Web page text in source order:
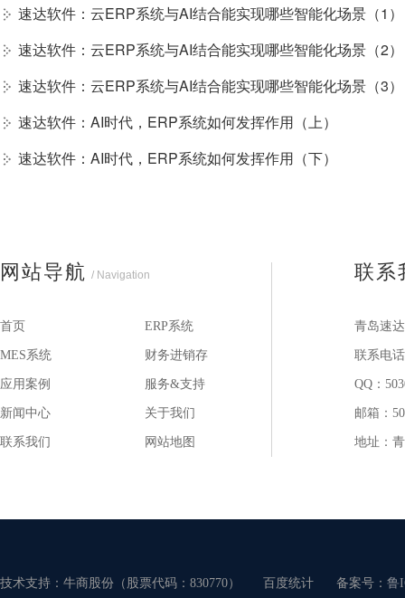
速达软件：云ERP系统与AI结合能实现哪些智能化场景（1）
速达软件：云ERP系统与AI结合能实现哪些智能化场景（2）
速达软件：云ERP系统与AI结合能实现哪些智能化场景（3）
速达软件：AI时代，ERP系统如何发挥作用（上）
速达软件：AI时代，ERP系统如何发挥作用（下）
网站导航 / Navigation
首页 ERP系统
MES系统 财务进销存
应用案例 服务&支持
新闻中心 关于我们
联系我们 网站地图
联系
青岛速
联系电话
QQ：
邮箱：
地址：
技术支持：牛商股份（股票代码：830770） 百度统计 备案号： 鲁